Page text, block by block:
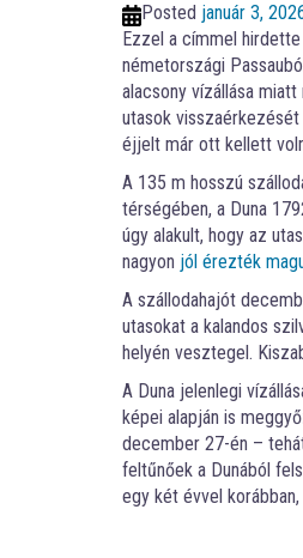
Posted január 3,
Ezzel a címmel
németországi
alacsony vízállása
utasok
éjjelt már ott kellett
A 135 m hosszú
térségében, a Duna
úgy alakult, hogy az
nagyon jól érezték
A szállodahajót
utasokat a kalandos
helyén vesztegel.
A Duna jelenlegi
képei alapján is
december 27-én –
feltűnőek a Dunából
egy két évvel